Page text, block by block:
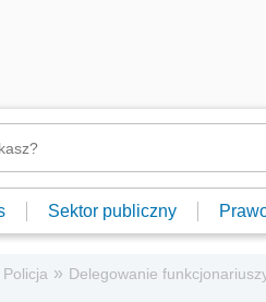
Sektor publiczny
Policja » Delegowanie